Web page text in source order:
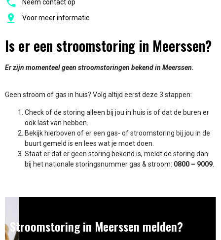
Neem contact op
Voor meer informatie
Is er een stroomstoring in Meerssen?
Er zijn momenteel geen stroomstoringen bekend in Meerssen.
Geen stroom of gas in huis? Volg altijd eerst deze 3 stappen:
Check of de storing alleen bij jou in huis is of dat de buren er
ook last van hebben.
Bekijk hierboven of er een gas- of stroomstoring bij jou in de
buurt gemeld is en lees wat je moet doen.
Staat er dat er geen storing bekend is, meldt de storing dan
bij het nationale storingsnummer gas & stroom: 0800 – 9009
Stroomstoring in Meerssen melden?